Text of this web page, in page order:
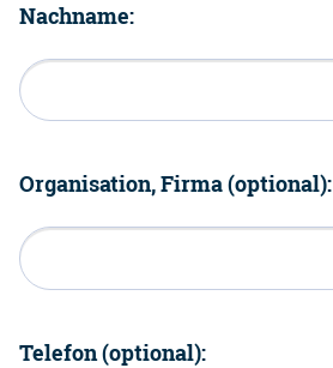
Nachname:
Organisation, Firma (optional):
Telefon (optional):